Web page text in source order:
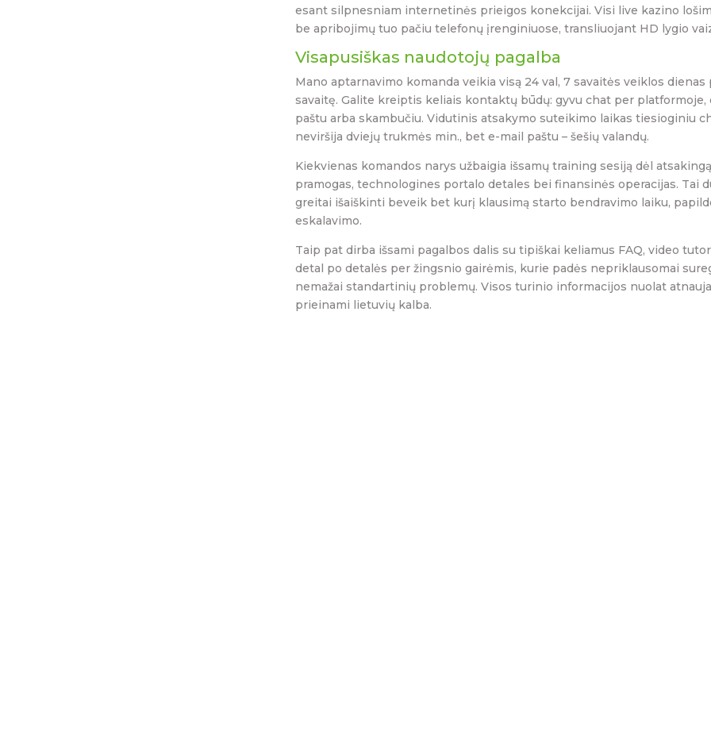
esant silpnesniam internetinės prieigos konekcijai. Visi live kazino
be apribojimų tuo pačiu telefonų įrenginiuose, transliuojant HD lygio
Visapusiškas naudotojų pagalba
Mano aptarnavimo komanda veikia visą 24 val, 7 savaitės veiklos dienas
savaitę. Galite kreiptis keliais kontaktų būdų: gyvu chat per platformoje,
paštu arba skambučiu. Vidutinis atsakymo suteikimo laikas tiesioginiu
neviršija dviejų trukmės min., bet e-mail paštu – šešių valandų.
Kiekvienas komandos narys užbaigia išsamų training sesiją dėl atsakingą
pramogas, technologines portalo detales bei finansinės operacijas. Tai
greitai išaiškinti beveik bet kurį klausimą starto bendravimo laiku,
eskalavimo.
Taip pat dirba išsami pagalbos dalis su tipiškai keliamus FAQ, video
detal po detalės per žingsnio gairėmis, kurie padės nepriklausomai
nemažai standartinių problemų. Visos turinio informacijos nuolat
prieinami lietuvių kalba.